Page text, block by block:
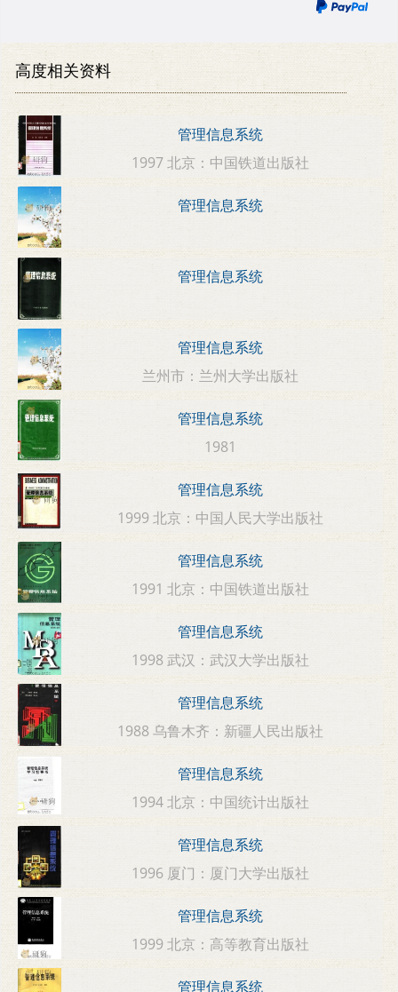
高度相关资料
管理信息系统
1997 北京：中国铁道出版社
管理信息系统
管理信息系统
管理信息系统
兰州市：兰州大学出版社
管理信息系统
1981
管理信息系统
1999 北京：中国人民大学出版社
管理信息系统
1991 北京：中国铁道出版社
管理信息系统
1998 武汉：武汉大学出版社
管理信息系统
1988 乌鲁木齐：新疆人民出版社
管理信息系统
1994 北京：中国统计出版社
管理信息系统
1996 厦门：厦门大学出版社
管理信息系统
1999 北京：高等教育出版社
管理信息系统